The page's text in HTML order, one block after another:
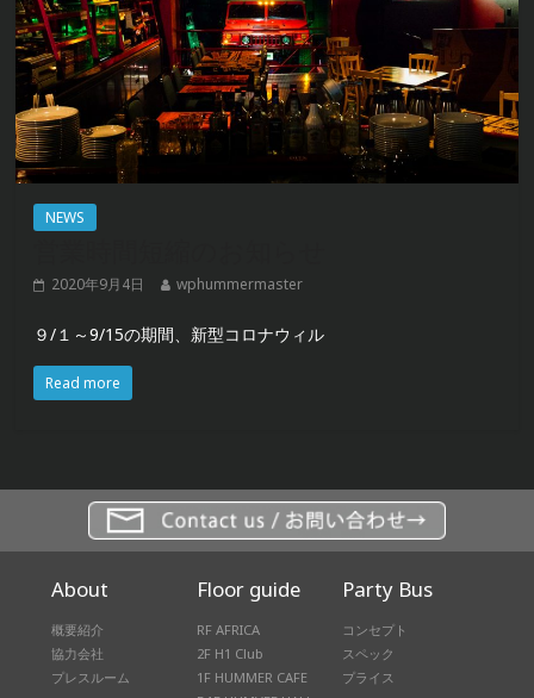
NEWS
2020年9月4日 wphummermaster
９/１～9/15の期間、新型コロナウィル
Read more
About
概要紹介
協力会社
プレスルーム
Floor guide
RF AFRICA
2F H1 Club
1F HUMMER CAFE
Party Bus
コンセプト
スペック
プライス